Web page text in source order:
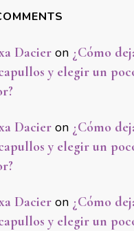
Dacier on ¿Cómo
y elegir un
Dacier on ¿Cómo
y elegir un
Dacier on ¿Cómo
y elegir un